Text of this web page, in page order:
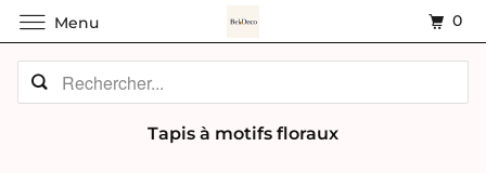
Tapis à motifs floraux
Menu 0